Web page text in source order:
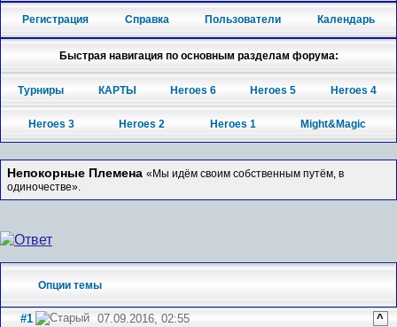
Регистрация Справка Пользователи Календарь
Быстрая навигация по основным разделам форума:
Турниры КАРТЫ Heroes 6 Heroes 5 Heroes 4
Heroes 3 Heroes 2 Heroes 1 Might&Magic
Непокорные Племена «Мы идём своим собственным путём, в
одиночестве».
Опции темы
#1 07.09.2016, 02:55 ^